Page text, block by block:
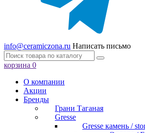
info@ceramiczona.ru Написать письмо
корзина 0
О компании
Акции
Бренды
Грани Таганая
Gresse
Gresse камень /